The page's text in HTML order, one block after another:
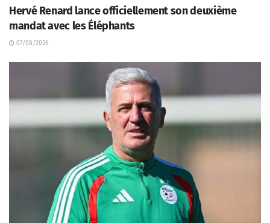
Hervé Renard lance officiellement son deuxième
mandat avec les Éléphants
07/08/2026